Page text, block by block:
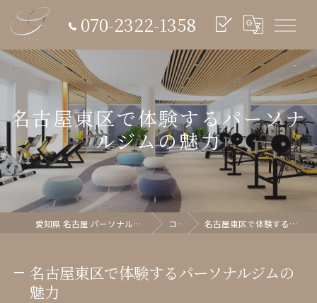
070-2322-1358
名古屋東区で体験するパーソナ
ルジムの魅力
愛知県 名古屋 パーソナルジム glish《グリッシュ》 コラム 名古屋東区で体験するパーソナルジムの魅力
名古屋東区で体験するパーソナルジムの
魅力